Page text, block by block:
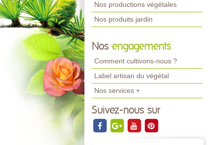
Nos productions végétales
Nos produits jardin
Nos engagements
Comment cultivons-nous ?
Label artisan du végétal
Nos services +
Suivez-nous sur